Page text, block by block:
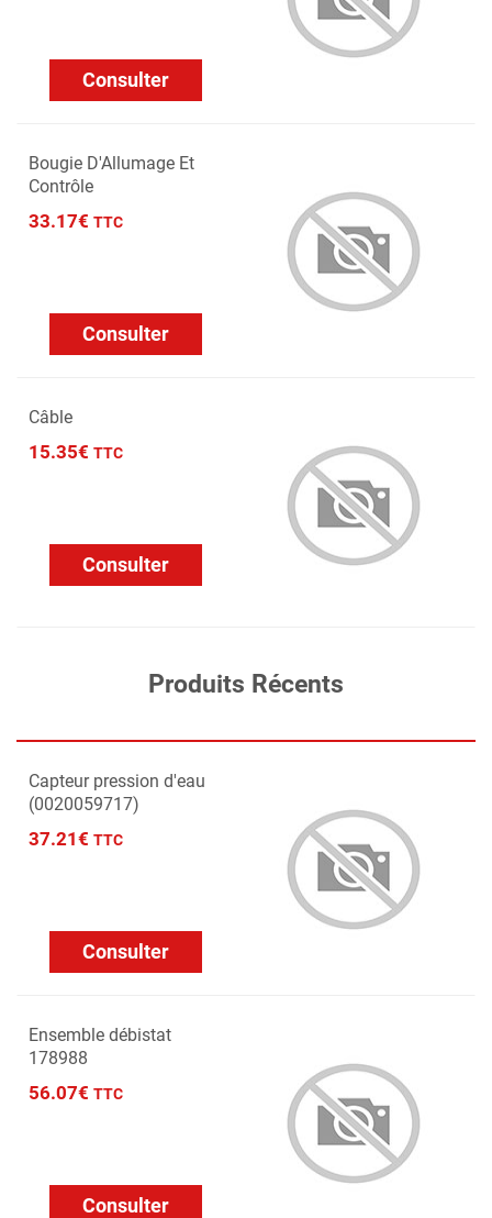
Consulter
Bougie D'Allumage Et
Contrôle
33.17€ TTC
Consulter
Câble
15.35€ TTC
Consulter
Produits Récents
Capteur pression d'eau
(0020059717)
37.21€ TTC
Consulter
Ensemble débistat
178988
56.07€ TTC
Consulter